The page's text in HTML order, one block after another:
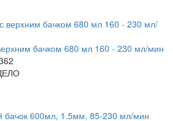
бачком 680 мл 160 - 230 мл/мин